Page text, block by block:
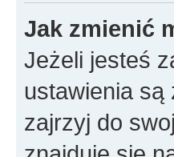
Jak zmienić
Jeżeli jesteś
ustawienia
zajrzyj do